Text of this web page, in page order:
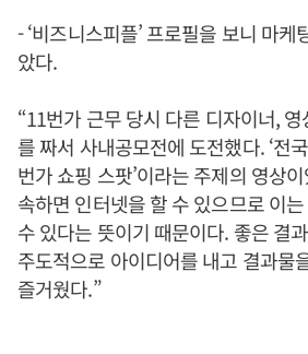
- ‘비즈니스피플’ 프로필을 보니 마
았다.
“11번가 근무 당시 다른 디자이너,
를 짜서 사내공모전에 도전했다. ‘전
번가 쇼핑 스팟’이라는 주제의 영상
속하면 인터넷을 할 수 있으므로 이
수 있다는 뜻이기 때문이다. 좋은 결
주도적으로 아이디어를 내고 결과물
즐거웠다.”